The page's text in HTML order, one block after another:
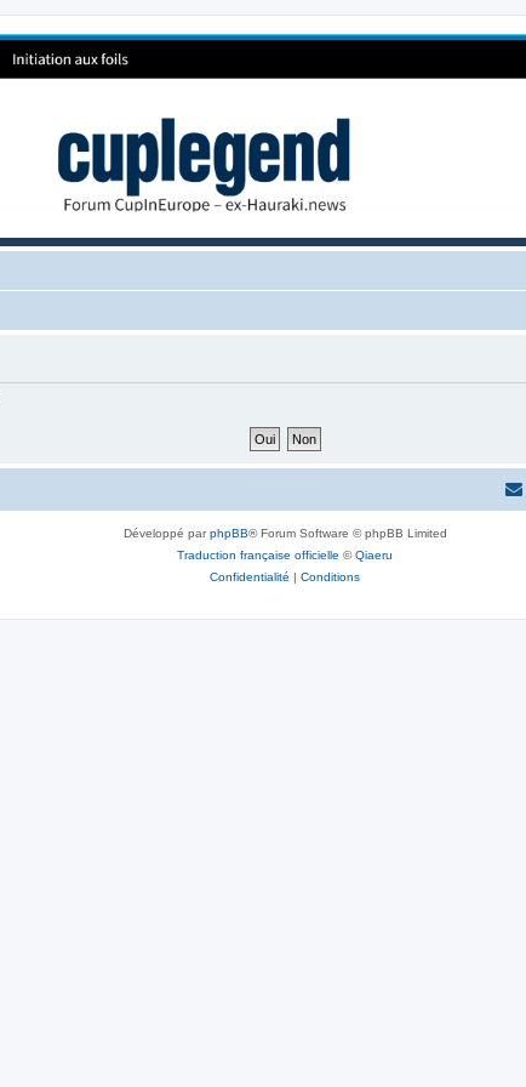
Développé parphpBB® Forum Software © phpBB Limited
Traduction française officielle ©Qiaeru
Confidentialité | Conditions